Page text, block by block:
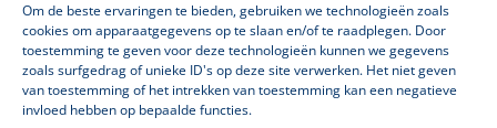
Om de beste ervaringen te bieden, gebruiken we technologieën zoals
cookies om apparaatgegevens op te slaan en/of te raadplegen. Door
toestemming te geven voor deze technologieën kunnen we gegevens
zoals surfgedrag of unieke ID's op deze site verwerken. Het niet geven
van toestemming of het intrekken van toestemming kan een negatieve
invloed hebben op bepaalde functies.